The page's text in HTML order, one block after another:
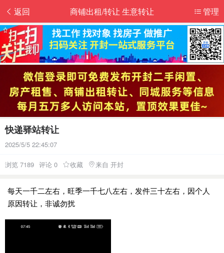
返回 管理
商铺出租/转让 生意转让
快递驿站转让
2025/5/5 22:45:07
浏览 7189 评论 0 收藏 来自 开封
每天一千二左右，旺季一千七八左右，发件三十左右，因个人
原因转让，非诚勿扰